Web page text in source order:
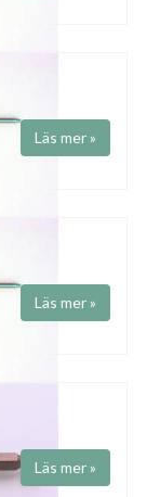
Läs mer »
Läs mer »
Läs mer »